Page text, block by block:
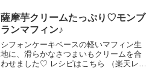
んなのレビ...
薩摩芋クリームたっぷり♡モンブ
ランマフィン♪
シフォンケーキベースの軽いマフィン生
地に、滑らかなさつまいもクリームを合
わせました♡ レシピはこちら （楽天レシ